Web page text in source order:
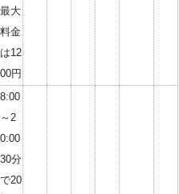
最大
料金
は12
00円
8:00
～2
0:00
30分
で20